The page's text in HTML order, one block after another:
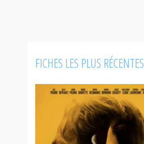
FICHES LES PLUS RÉCENTES